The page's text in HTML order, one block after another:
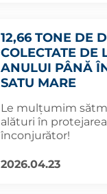
12,66 TONE DE
COLECTATE DE
ANULUI PÂNĂ
SATU MARE
Le mulțumim
alături în
înconjurător!
2026.04.23